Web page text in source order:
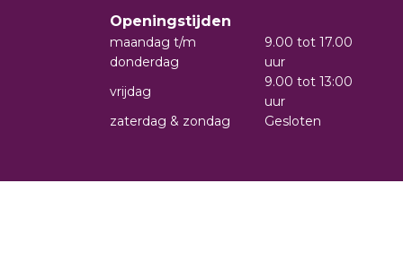
Openingstijden
maandag t/m
donderdag
9.00 tot 17.00
uur
vrijdag
9.00 tot 13:00
uur
zaterdag & zondag
Gesloten